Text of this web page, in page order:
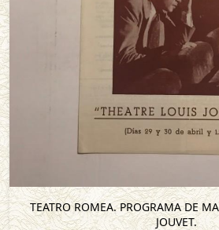
TEATRO ROMEA. PROGRAMA DE
JOUVET.